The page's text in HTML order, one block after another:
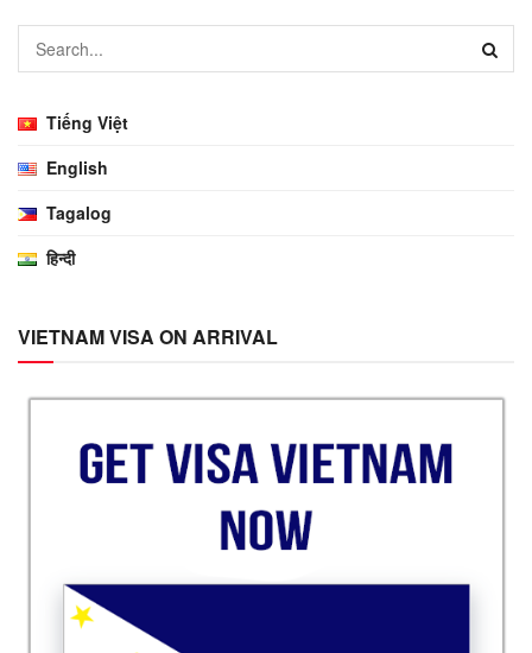
Tiếng Việt
English
Tagalog
हिन्दी
VIETNAM VISA ON ARRIVAL